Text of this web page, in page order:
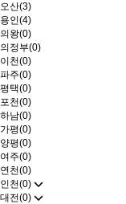
오산(3)
용인(4)
의왕(0)
의정부(0)
이천(0)
파주(0)
평택(0)
포천(0)
하남(0)
가평(0)
양평(0)
여주(0)
연천(0)
인천(0)
대전(0)